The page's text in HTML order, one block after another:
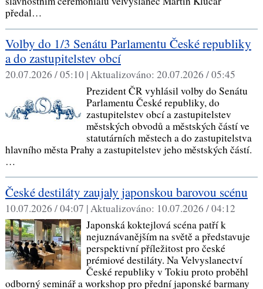
předal…
Volby do 1/3 Senátu Parlamentu České republiky
a do zastupitelstev obcí
20.07.2026 / 05:10 |Aktualizováno: 20.07.2026 / 05:45
Prezident ČR vyhlásil volby do Senátu
Parlamentu České republiky, do
zastupitelstev obcí a zastupitelstev
městských obvodů a městských částí ve
statutárních městech a do zastupitelstva
hlavního města Prahy a zastupitelstev jeho městských částí.
…
České destiláty zaujaly japonskou barovou scénu
10.07.2026 / 04:07 |Aktualizováno: 10.07.2026 / 04:12
Japonská koktejlová scéna patří k
nejuznávanějším na světě a představuje
perspektivní příležitost pro české
prémiové destiláty. Na Velvyslanectví
České republiky v Tokiu proto proběhl
odborný seminář a workshop pro přední japonské barmany